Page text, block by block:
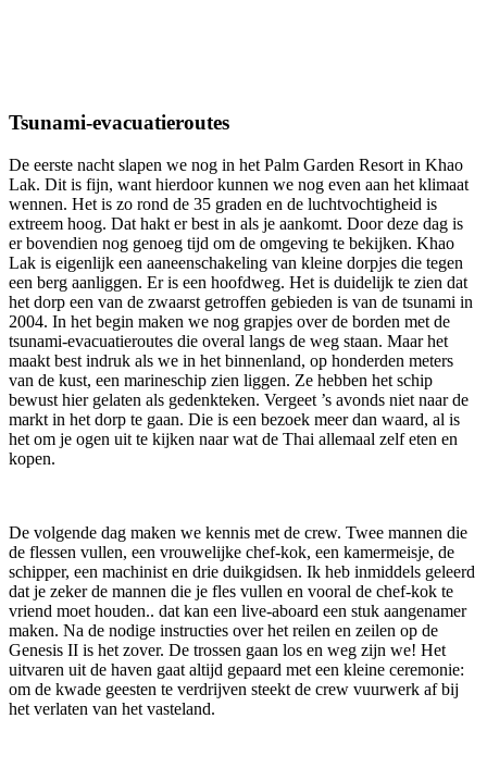
Tsunami-evacuatieroutes
De eerste nacht slapen we nog in het Palm Garden Resort in Khao
Lak. Dit is fijn, want hierdoor kunnen we nog even aan het klimaat
wennen. Het is zo rond de 35 graden en de luchtvochtigheid is
extreem hoog. Dat hakt er best in als je aankomt. Door deze dag is
er bovendien nog genoeg tijd om de omgeving te bekijken. Khao
Lak is eigenlijk een aaneenschakeling van kleine dorpjes die tegen
een berg aanliggen. Er is een hoofdweg. Het is duidelijk te zien dat
het dorp een van de zwaarst getroffen gebieden is van de tsunami in
2004. In het begin maken we nog grapjes over de borden met de
tsunami-evacuatieroutes die overal langs de weg staan. Maar het
maakt best indruk als we in het binnenland, op honderden meters
van de kust, een marineschip zien liggen. Ze hebben het schip
bewust hier gelaten als gedenkteken. Vergeet ’s avonds niet naar de
markt in het dorp te gaan. Die is een bezoek meer dan waard, al is
het om je ogen uit te kijken naar wat de Thai allemaal zelf eten en
kopen.
De volgende dag maken we kennis met de crew. Twee mannen die
de flessen vullen, een vrouwelijke chef-kok, een kamermeisje, de
schipper, een machinist en drie duikgidsen. Ik heb inmiddels geleerd
dat je zeker de mannen die je fles vullen en vooral de chef-kok te
vriend moet houden.. dat kan een live-aboard een stuk aangenamer
maken. Na de nodige instructies over het reilen en zeilen op de
Genesis II is het zover. De trossen gaan los en weg zijn we! Het
uitvaren uit de haven gaat altijd gepaard met een kleine ceremonie:
om de kwade geesten te verdrijven steekt de crew vuurwerk af bij
het verlaten van het vasteland.